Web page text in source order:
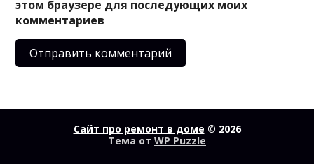
этом браузере для последующих моих
комментариев
Сайт про ремонт в доме © 2026
Тема от WP Puzzle